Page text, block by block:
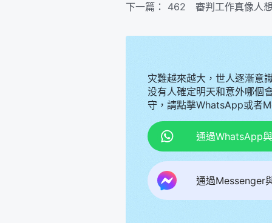
下一篇： 462 審判工作真像人
灾難越來越大，世人逐漸意
没有人確定明天和意外哪個
守，請點擊WhatsApp或者
通過WhatsApp
通過Messenger